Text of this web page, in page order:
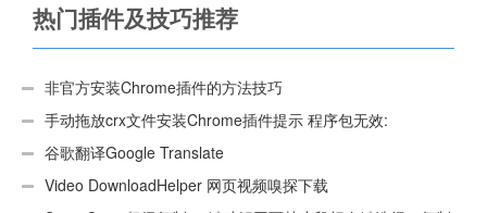
热门插件及技巧推荐
非官方安装Chrome插件的方法技巧
手动拖放crx文件安装Chrome插件提示 程序包无效:
“CEX_HEADER_INVALID”的解决办法
谷歌翻译Google Translate
Video DownloadHelper 网页视频嗅探下载